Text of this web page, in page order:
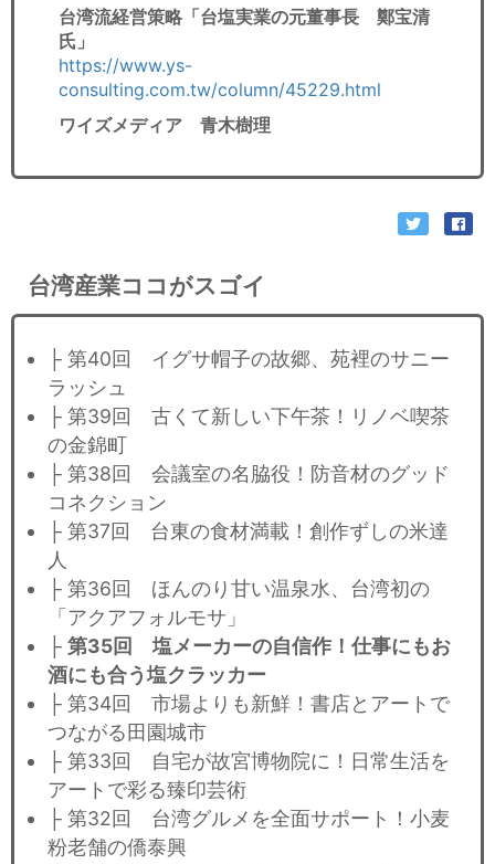
台湾流経営策略「台塩実業の元董事長 鄭宝清
氏」
https://www.ys-
consulting.com.tw/column/45229.html
ワイズメディア 青木樹理
台湾産業ココがスゴイ
├ 第40回 イグサ帽子の故郷、苑裡のサニー
ラッシュ
├ 第39回 古くて新しい下午茶！リノベ喫茶
の金錦町
├ 第38回 会議室の名脇役！防音材のグッド
コネクション
├ 第37回 台東の食材満載！創作ずしの米達
人
├ 第36回 ほんのり甘い温泉水、台湾初の
「アクアフォルモサ」
├ 第35回 塩メーカーの自信作！仕事にもお
酒にも合う塩クラッカー
├ 第34回 市場よりも新鮮！書店とアートで
つながる田園城市
├ 第33回 自宅が故宮博物院に！日常生活を
アートで彩る臻印芸術
├ 第32回 台湾グルメを全面サポート！小麦
粉老舗の僑泰興